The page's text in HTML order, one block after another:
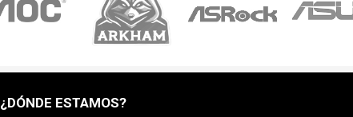
¿DÓNDE ESTAMOS?